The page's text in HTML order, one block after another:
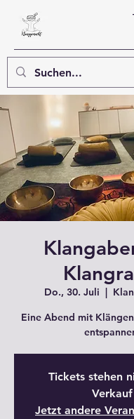
Do., 30. Juli
  |
Eine Abend mit
Tickets stehen
Verkauf
Jetzt andere